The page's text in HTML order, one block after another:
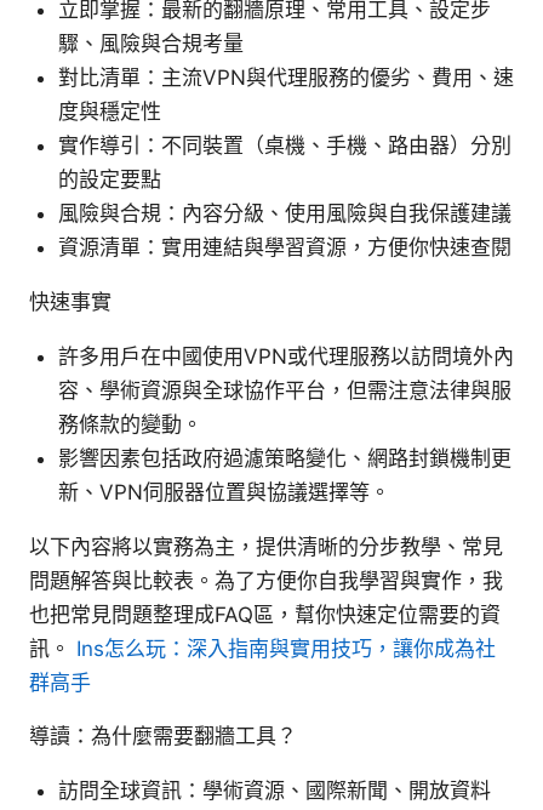
立即掌握：最新的翻牆原理、常用工具、設定步
驟、風險與合規考量
對比清單：主流VPN與代理服務的優劣、費用、速
度與穩定性
實作導引：不同裝置（桌機、手機、路由器）分別
的設定要點
風險與合規：內容分級、使用風險與自我保護建議
資源清單：實用連結與學習資源，方便你快速查閱
快速事實
許多用戶在中國使用VPN或代理服務以訪問境外內
容、學術資源與全球協作平台，但需注意法律與服
務條款的變動。
影響因素包括政府過濾策略變化、網路封鎖機制更
新、VPN伺服器位置與協議選擇等。
以下內容將以實務為主，提供清晰的分步教學、常見
問題解答與比較表。為了方便你自我學習與實作，我
也把常見問題整理成FAQ區，幫你快速定位需要的資
訊。 Ins怎么玩：深入指南與實用技巧，讓你成為社
群高手
導讀：為什麼需要翻牆工具？
訪問全球資訊：學術資源、國際新聞、開放資料